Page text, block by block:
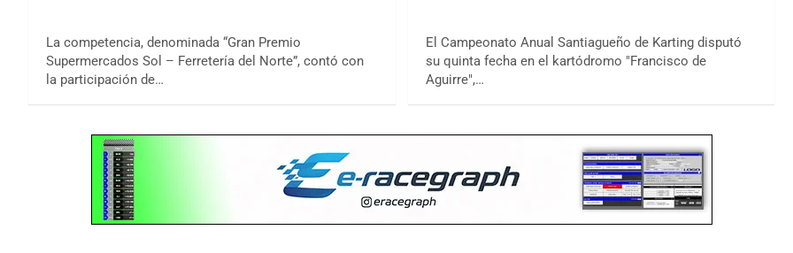
La competencia, denominada “Gran Premio
Supermercados Sol – Ferretería del Norte”, contó con
la participación de…
El Campeonato Anual Santiagueño de Karting disputó
su quinta fecha en el kartódromo "Francisco de
Aguirre",…